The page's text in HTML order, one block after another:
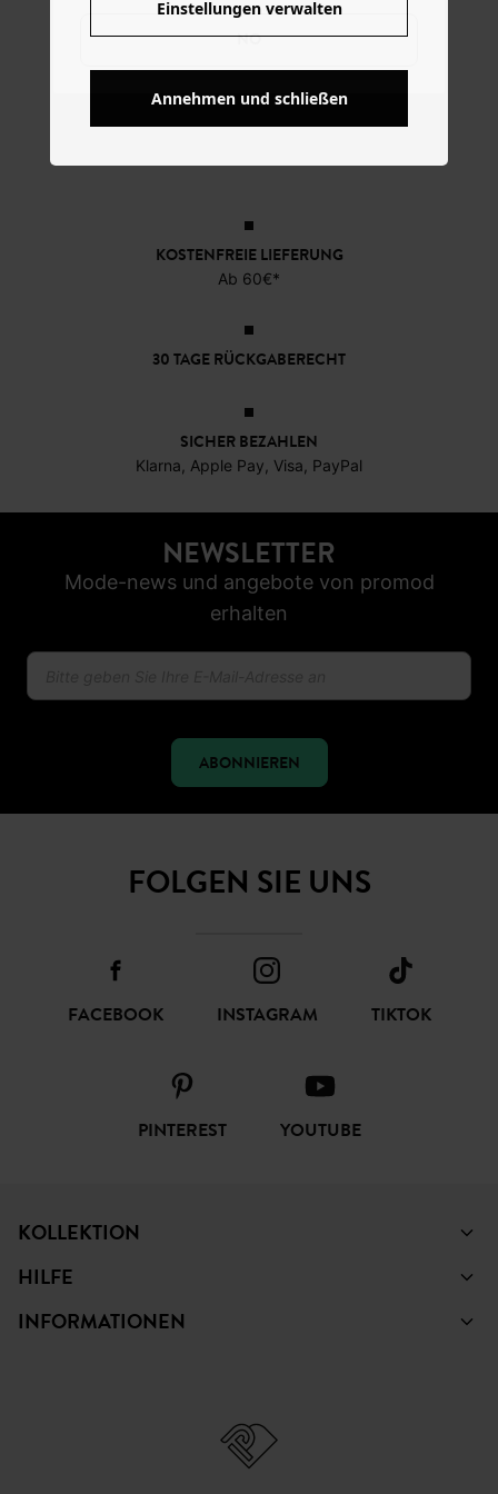
NO
KOSTENFREIE LIEFERUNG
Ab 60€*
30 TAGE RÜCKGABERECHT
SICHER BEZAHLEN
Klarna, Apple Pay, Visa, PayPal
NEWSLETTER
Mode-news und angebote von promod
erhalten
ABONNIEREN
FOLGEN SIE UNS
FACEBOOK INSTAGRAM TIKTOK
PINTEREST YOUTUBE
KOLLEKTION
HILFE
INFORMATIONEN
Einstellungen verwalten
Annehmen und schließen